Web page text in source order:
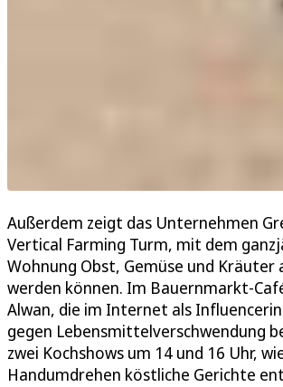
Außerdem zeigt das Unternehmen
Vertical Farming Turm, mit dem
Wohnung Obst, Gemüse und Kräuter
werden können. Im Bauernmarkt-
Alwan, die im Internet als Influencerin
gegen Lebensmittelverschwendung
zwei Kochshows um 14 und 16 Uhr,
Handumdrehen köstliche Gerichte